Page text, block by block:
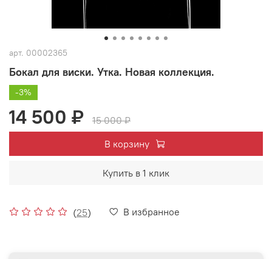
арт. 00002365
Бокал для виски. Утка. Новая коллекция.
(25) В избранное
-3%
14 500 ₽
15 000 ₽
В корзину
Купить в 1 клик